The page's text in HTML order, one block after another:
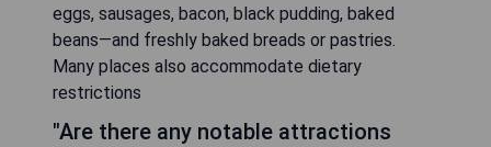
eggs, sausages, bacon, black pudding, baked
beans—and freshly baked breads or pastries.
Many places also accommodate dietary
restrictions
"Are there any notable attractions